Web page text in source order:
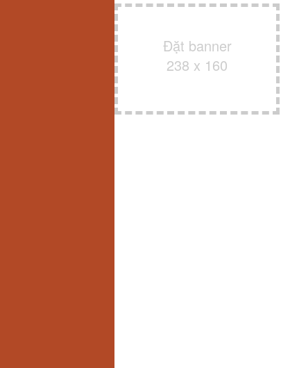
Đặt banner
238 x 160